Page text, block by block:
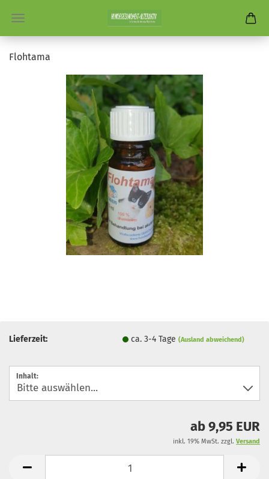
Flohtama
Lieferzeit: ca. 3-4 Tage(Ausland abweichend)
Inhalt:
ab 9,95 EUR
inkl. 19% MwSt. zzgl. Versand